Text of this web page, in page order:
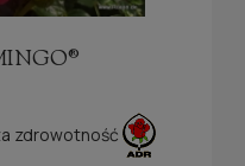
zdrowotność